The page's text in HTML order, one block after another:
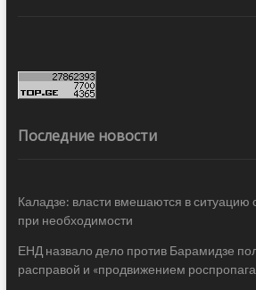
Последние новости
Каладзе: власти вмешаются в ситуацию
при необходимости
ЕНД назвало дело против Барамидзе
расправой и «продвижением